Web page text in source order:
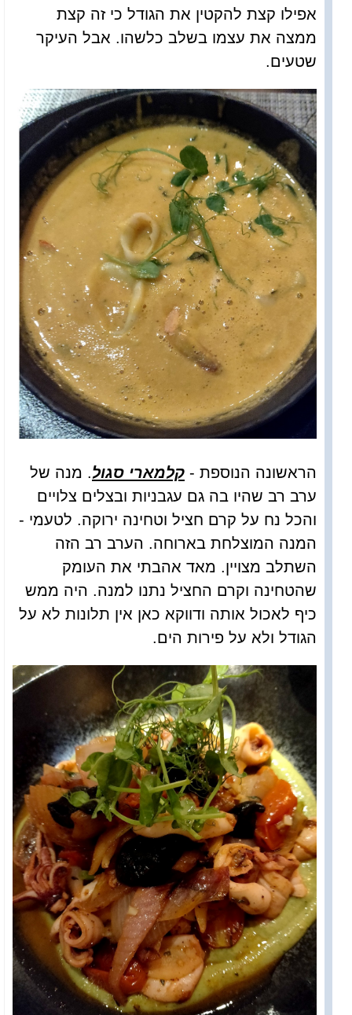
אפילו קצת להקטין את הגודל כי זה קצת
ממצה את עצמו בשלב כלשהו. אבל העיקר
שטעים.
הראשונה הנוספת - קלמארי סגול. מנה של
ערב רב שהיו בה גם עגבניות ובצלים צלויים
והכל נח על קרם חציל וטחינה ירוקה. לטעמי -
המנה המוצלחת בארוחה. הערב רב הזה
השתלב מצויין. מאד אהבתי את העומק
שהטחינה וקרם החציל נתנו למנה. היה ממש
כיף לאכול אותה ודווקא כאן אין תלונות לא על
הגודל ולא על פירות הים.